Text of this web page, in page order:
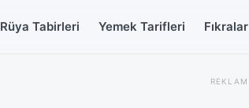
Rüya Tabirleri Yemek Tarifleri Fıkralar
REKLAM